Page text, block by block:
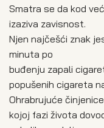
Smatra se da kod
izaziva zavisnost.
Njen najčešći znak
minuta po
buđenju zapali
popušenih cigareta
Ohrabrujuće
kojoj fazi života